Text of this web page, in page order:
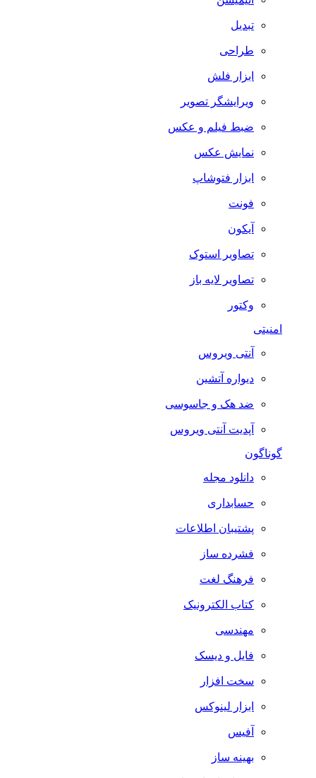
تبدیل
طراحی
ابزار فلش
ویرایشگر تصویر
ضبط فيلم و عكس
نمایش عکس
ابزار فتوشاپ
فونت
آیکون
تصاویر استوک
تصاویر لایه باز
وکتور
امنیتی
آنتی ویروس
دیواره آتشین
ضد هک و جاسوسی
آپدیت آنتی ویروس
گوناگون
دانلود مجله
حسابداری
پشتیبان اطلاعات
فشرده ساز
فرهنگ لغت
کتاب الکترونیک
مهندسی
فایل و دیسک
سخت افزار
ابزار لینوکس
آفیس
بهینه ساز